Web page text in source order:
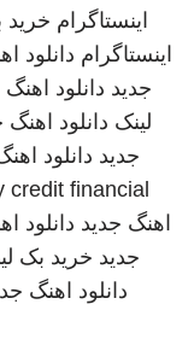
اینستاگرام خرید
اینستاگرام دانلود
جدید دانلود
لینک دانلود اهنگ
جدید دانلود
credit financial
اهنگ جدید دانلود
جدید خرید بک
دانلود اهنگ